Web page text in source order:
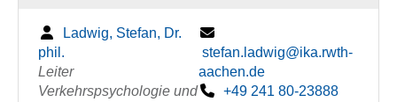
Ladwig, Stefan, Dr.
phil.
Leiter
Verkehrspsychologie und
stefan.ladwig@ika.rwth-
aachen.de
+49 241 80-23888